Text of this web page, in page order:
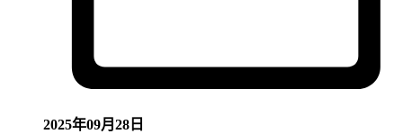
2025年09月28日